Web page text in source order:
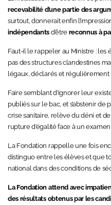
recevabilité d’une partie des
surtout, donnerait enfin
indépendantsd’êtrereconnus à
Faut-il le rappeler au Ministre :
pas des structures clandestines
légaux, déclarés et régulièrement
Faire semblant d’ignorer leur
publiés sur le bac, et s’abstenir
crise sanitaire, relève du déni et de
rupture d’égalité face à un
La Fondation rappelle une fois
distinguo entre les élèves et que
national dans des conditions de
La Fondation attend avec
des résultats obtenus par les